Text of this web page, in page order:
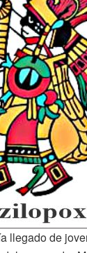
llegado de